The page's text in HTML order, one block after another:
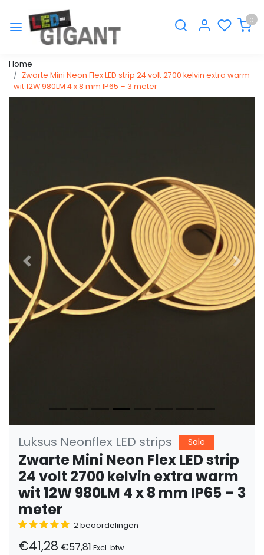
0
Home
Zwarte Mini Neon Flex LED strip 24 volt 2700 kelvin extra warm
wit 12W 980LM 4 x 8 mm IP65 – 3 meter
Vorige
Luksus Neonflex LED strips Sale
Zwarte Mini Neon Flex LED strip
24 volt 2700 kelvin extra warm
wit 12W 980LM 4 x 8 mm IP65 – 3
meter
2 beoordelingen
€41,28 €57,81Excl. btw